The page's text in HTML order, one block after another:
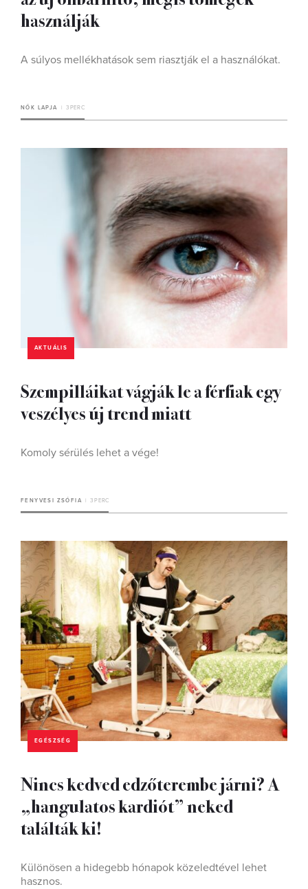
használják
A súlyos mellékhatások sem riasztják el a használókat.
NŐK LAPJA 3 PERC
AKTUÁLIS
Szempilláikat vágják le a férfiak egy
veszélyes új trend miatt
Komoly sérülés lehet a vége!
FENYVESI ZSÓFIA 3 PERC
EGÉSZSÉG
Nincs kedved edzőterembe járni? A
„hangulatos kardiót” neked
találták ki!
Különösen a hidegebb hónapok közeledtével lehet
hasznos.